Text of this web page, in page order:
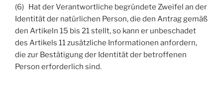
(6) Hat der Verantwortliche begründete Zweifel an der
Identität der natürlichen Person, die den Antrag gemäß
den Artikeln 15 bis 21 stellt, so kann er unbeschadet
des Artikels 11 zusätzliche Informationen anfordern,
die zur Bestätigung der Identität der betroffenen
Person erforderlich sind.